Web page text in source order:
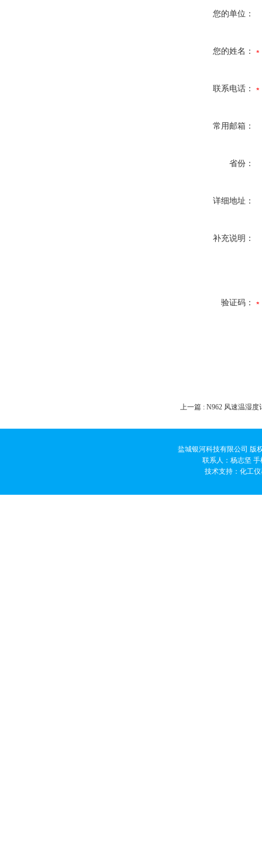
您的单位：
您的姓名：
联系电话：
常用邮箱：
省份：
详细地址：
补充说明：
验证码：
上一篇 : N962 风速温湿度
盐城银河科技有限公司 版
联系人：杨志坚 手
技术支持： 化工